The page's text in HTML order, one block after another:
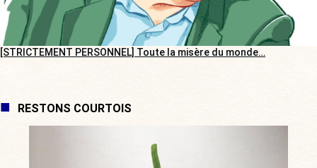
[STRICTEMENT PERSONNEL] Toute la misère du monde…
RESTONS COURTOIS